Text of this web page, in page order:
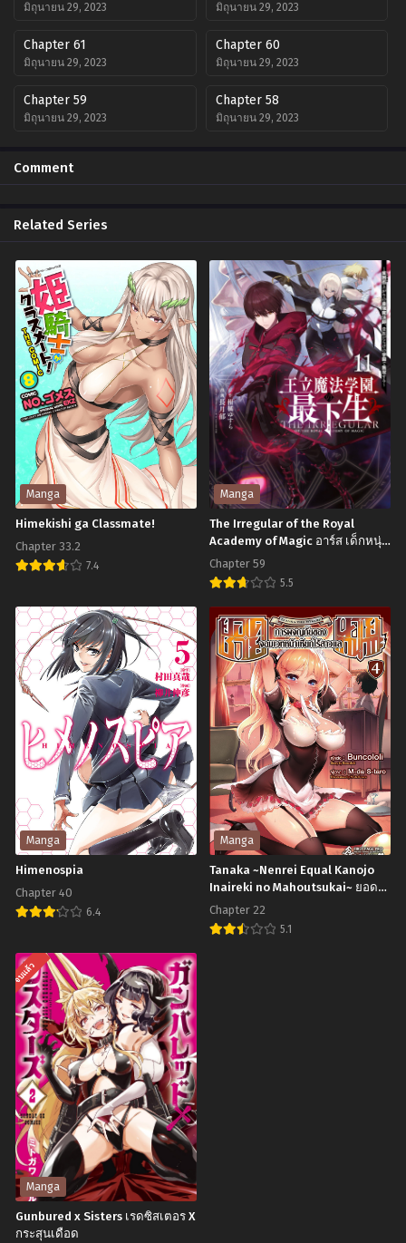
มิถุนายน 29, 2023 มิถุนายน 29, 2023
Chapter 61
มิถุนายน 29, 2023
Chapter 60
มิถุนายน 29, 2023
Chapter 59
มิถุนายน 29, 2023
Chapter 58
มิถุนายน 29, 2023
มิถุนายน 29, 2023
มิถุนายน 29, 2023
Chapter 53
มิถุนายน 29, 2023
Chapter 52
มิถุนายน 29, 2023
Chapter 51
มิถุนายน 29, 2023
Chapter 50
มิถุนายน 29, 2023
Chapter 49
มิถุนายน 29, 2023
Chapter 48
มิถุนายน 29, 2023
Chapter 47
มิถุนายน 29, 2023
Chapter 46
มิถุนายน 29, 2023
Chapter 45
มิถุนายน 29, 2023
Chapter 44
มิถุนายน 29, 2023
Chapter 43
มิถุนายน 29, 2023
Chapter 42
มิถุนายน 29, 2023
มิถุนายน 29, 2023 มิถุนายน 29, 2023
Chapter 39
มิถุนายน 29, 2023
Chapter 38
มิถุนายน 29, 2023
Chapter 37
มิถุนายน 29, 2023
Chapter 36
มิถุนายน 29, 2023
Chapter 35
มิถุนายน 29, 2023
Chapter 34
มิถุนายน 29, 2023
Chapter 33
มิถุนายน 29, 2023
Chapter 32
มิถุนายน 29, 2023
Chapter 31
มิถุนายน 29, 2023
Chapter 30
มิถุนายน 29, 2023
Chapter 28
Chapter 27
มิถุนายน 29, 2023
Chapter 25
มิถุนายน 29, 2023
Chapter 23
มิถุนายน 29, 2023
Chapter 21
มิถุนายน 29, 2023
Chapter 19
มิถุนายน 29, 2023
Comment
Related Series
Manga
Himekishi ga Classmate!
Chapter 33.2
7.4
ga
Classmate!
Manga
The Irregular of the Royal
Academy of Magic อาร์ส เด็กหนุ่ม
ในโรงเรียนเวทมนตร์หลวง
Chapter 59
5.5
The
Irregular
of
the
Royal
Academy
of
Magic
อาร์ส
เด็ก
หนุ่ม
ใน
โรงเรียน
เวทมนตร์
Manga
Himenospia
Chapter 40
6.4
Manga
Tanaka ~Nenrei Equal Kanojo
Inaireki no Mahoutsukai~ ยอด
ชายนายทานากะ การผจญภัยของ
จอมเวทหน้าเหียกไร้สาวแล
Chapter 22
5.1
จบแล้ว
Manga
Gunbured x Sisters เรดซิสเตอร X
กระสุนเดือด